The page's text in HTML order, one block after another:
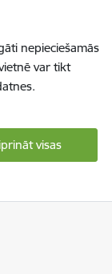
nepieciešamās
var tikt
visas